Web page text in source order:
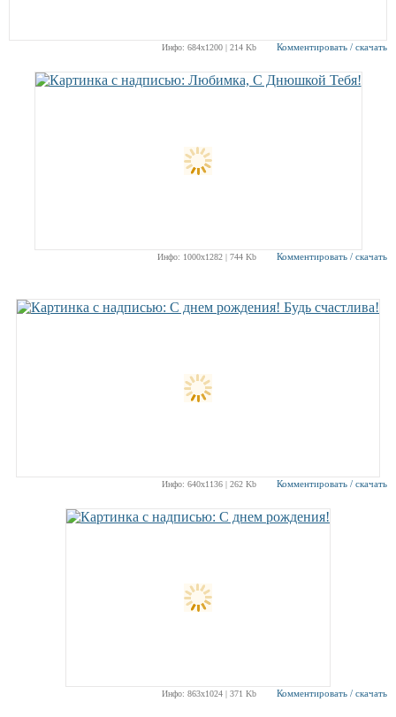
Инфо: 684х1200 | 214 Kb Комментировать / скачать
Инфо: 1000х1282 | 744 Kb Комментировать / скачать
Инфо: 640х1136 | 262 Kb Комментировать / скачать
Инфо: 863х1024 | 371 Kb Комментировать / скачать